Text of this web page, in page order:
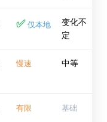
✅ 仅本地
变化不
定
慢速 中等
有限 基础